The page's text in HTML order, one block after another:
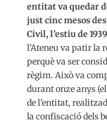
entitat va quedar
just cinc mesos
Civil, l’estiu de 1939
l’Ateneu va patir la
perquè va ser
règim. Això va
durant onze anys
de l’entitat,
la confiscació dels